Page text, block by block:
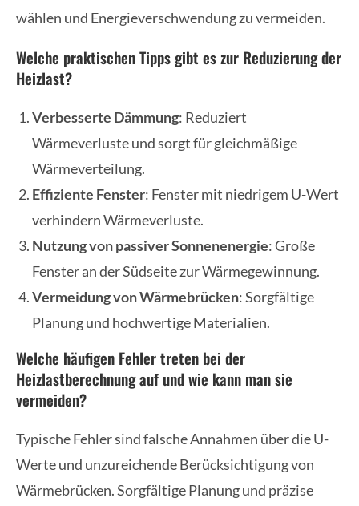
wählen und Energieverschwendung zu vermeiden.
Welche praktischen Tipps gibt es zur Reduzierung der
Heizlast?
Verbesserte Dämmung: Reduziert
Wärmeverluste und sorgt für gleichmäßige
Wärmeverteilung.
Effiziente Fenster: Fenster mit niedrigem U-Wert
verhindern Wärmeverluste.
Nutzung von passiver Sonnenenergie: Große
Fenster an der Südseite zur Wärmegewinnung.
Vermeidung von Wärmebrücken: Sorgfältige
Planung und hochwertige Materialien.
Welche häufigen Fehler treten bei der
Heizlastberechnung auf und wie kann man sie
vermeiden?
Typische Fehler sind falsche Annahmen über die U-
Werte und unzureichende Berücksichtigung von
Wärmebrücken. Sorgfältige Planung und präzise